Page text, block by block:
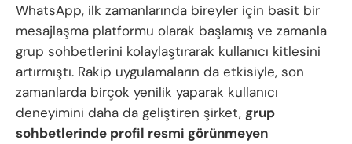
WhatsApp, ilk zamanlarında bireyler için basit bir
mesajlaşma platformu olarak başlamış ve zamanla
grup sohbetlerini kolaylaştırarak kullanıcı kitlesini
artırmıştı. Rakip uygulamaların da etkisiyle, son
zamanlarda birçok yenilik yaparak kullanıcı
deneyimini daha da geliştiren şirket, grup
sohbetlerinde profil resmi görünmeyen